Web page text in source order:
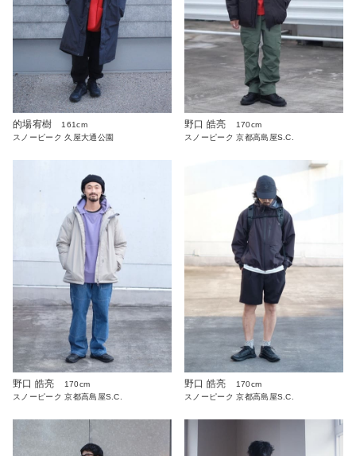
的場宥樹
161cm
スノーピーク 久屋大通公園
野口 皓亮
170cm
スノーピーク 京都高島屋S.C.
野口 皓亮
170cm
スノーピーク 京都高島屋S.C.
野口 皓亮
170cm
スノーピーク 京都高島屋S.C.